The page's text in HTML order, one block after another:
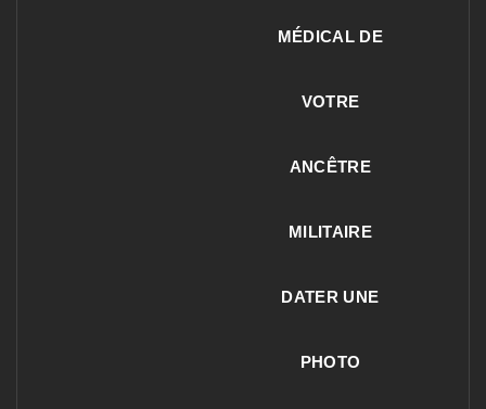
MÉDICAL DE
VOTRE
ANCÊTRE
MILITAIRE
DATER UNE
PHOTO